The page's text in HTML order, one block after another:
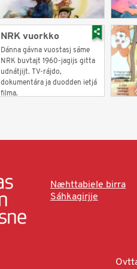
NRK vuorkko
Dánna gávna vuostasj sáme
NRK buvtajt 1960-jagijs gitta
udnátjijt. TV-rájdo,
dokumentára ja duodden ietjá
filma.
Næhttabiele birra
Sáhkagirjje